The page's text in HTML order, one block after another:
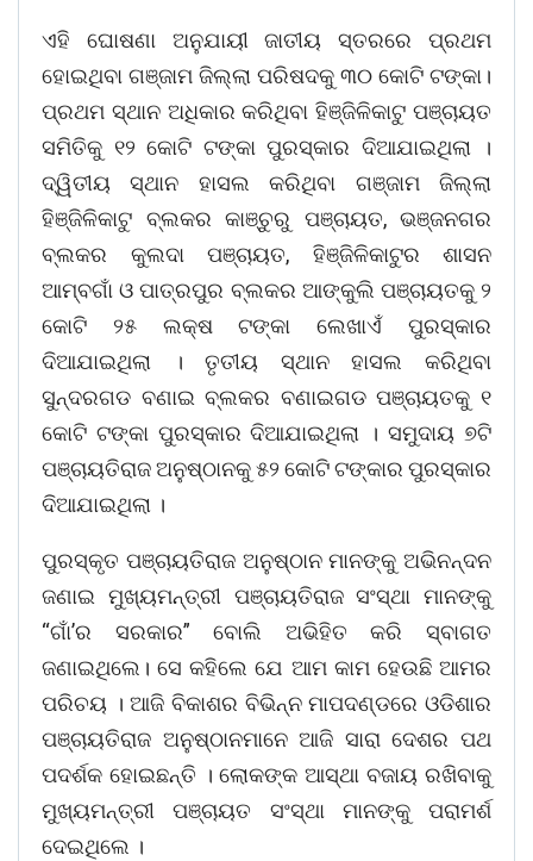
ଏହି ଘୋଷଣା ଅନୁଯାୟୀ ଜାତୀୟ ସ୍ତରରେ ପ୍ରଥମ
ହୋଇଥିବା ଗଞ୍ଜାମ ଜିଲ୍ଲା ପରିଷଦକୁ ୩୦ କୋଟି ଟଙ୍କା।
ପ୍ରଥମ ସ୍ଥାନ ଅଧିକାର କରିଥିବା ହିଞ୍ଜିଳିକାଟୁ ପଞ୍ଚାୟତ
ସମିତିକୁ ୧୨ କୋଟି ଟଙ୍କା ପୁରସ୍କାର ଦିଆଯାଇଥିଲା ।
ଦ୍ୱିତୀୟ ସ୍ଥାନ ହାସଲ କରିଥିବା ଗଞ୍ଜାମ ଜିଲ୍ଲା
ହିଞ୍ଜିଳିକାଟୁ ବ୍ଲକର କାଞ୍ଚୁରୁ ପଞ୍ଚାୟତ, ଭଞ୍ଜନଗର
ବ୍ଲକର କୁଲଦା ପଞ୍ଚାୟତ, ହିଞ୍ଜିଳିକାଟୁର ଶାସନ
ଆମ୍ବଗାଁ ଓ ପାତ୍ରପୁର ବ୍ଲକର ଆଙ୍କୁଲି ପଞ୍ଚାୟତକୁ ୨
କୋଟି ୨୫ ଲକ୍ଷ ଟଙ୍କା ଲେଖାଏଁ ପୁରସ୍କାର
ଦିଆଯାଇଥିଲା । ତୃତୀୟ ସ୍ଥାନ ହାସଲ କରିଥିବା
ସୁନ୍ଦରଗଡ ବଣାଇ ବ୍ଲକର ବଣାଇଗଡ ପଞ୍ଚାୟତକୁ ୧
କୋଟି ଟଙ୍କା ପୁରସ୍କାର ଦିଆଯାଇଥିଲା । ସମୁଦାୟ ୭ଟି
ପଞ୍ଚାୟତିରାଜ ଅନୁଷ୍ଠାନକୁ ୫୨ କୋଟି ଟଙ୍କାର ପୁରସ୍କାର
ଦିଆଯାଇଥିଲା ।
ପୁରସ୍କୃତ ପଞ୍ଚାୟତିରାଜ ଅନୁଷ୍ଠାନ ମାନଙ୍କୁ ଅଭିନନ୍ଦନ
ଜଣାଇ ମୁଖ୍ୟମନ୍ତ୍ରୀ ପଞ୍ଚାୟତିରାଜ ସଂସ୍ଥା ମାନଙ୍କୁ
“ଗାଁ’ର ସରକାର” ବୋଲି ଅଭିହିତ କରି ସ୍ବାଗତ
ଜଣାଇଥିଲେ। ସେ କହିଲେ ଯେ ଆମ କାମ ହେଉଛି ଆମର
ପରିଚୟ । ଆଜି ବିକାଶର ବିଭିନ୍ନ ମାପଦଣ୍ଡରେ ଓଡିଶାର
ପଞ୍ଚାୟତିରାଜ ଅନୁଷ୍ଠାନମାନେ ଆଜି ସାରା ଦେଶର ପଥ
ପଦର୍ଶକ ହୋଇଛନ୍ତି । ଲୋକଙ୍କ ଆସ୍ଥା ବଜାୟ ରଖିବାକୁ
ମୁଖ୍ୟମନ୍ତ୍ରୀ ପଞ୍ଚାୟତ ସଂସ୍ଥା ମାନଙ୍କୁ ପରାମର୍ଶ
ଦେଇଥିଲେ ।